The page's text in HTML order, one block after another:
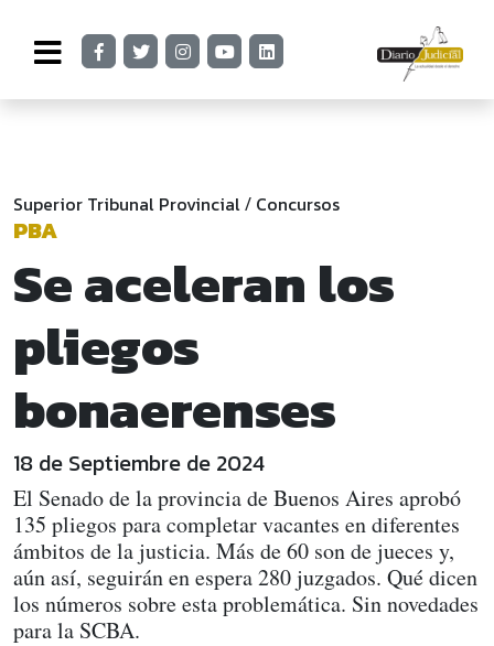
Superior Tribunal Provincial/ Concursos
PBA
Se aceleran los
pliegos
bonaerenses
18 de Septiembre de 2024
El Senado de la provincia de Buenos Aires aprobó
135 pliegos para completar vacantes en diferentes
ámbitos de la justicia. Más de 60 son de jueces y,
aún así, seguirán en espera 280 juzgados. Qué dicen
los números sobre esta problemática. Sin novedades
para la SCBA.